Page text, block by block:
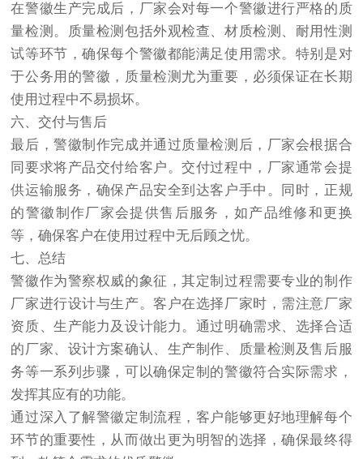
在警徽生产完成后，厂家会对每一个警徽进行严格的质
量检测。质量检测包括外观检查、材质检测、耐用性测
试等环节，确保每个警徽都能满足使用需求。特别是对
于公务用的警徽，质量检测尤为重要，必须保证在长期
使用过程中不易损坏。
六、交付与售后
最后，警徽制作完成并通过质量检测后，厂家会根据合
同要求将产品交付给客户。交付过程中，厂家通常会提
供运输服务，确保产品安全到达客户手中。同时，正规
的警徽制作厂家会提供售后服务，如产品维修和更换
等，确保客户在使用过程中无后顾之忧。
七、总结
警徽作为警察权威的象征，其定制过程需要专业的制作
厂家进行设计与生产。客户在选择厂家时，需注意厂家
资质、生产能力及设计能力。通过明确需求、选择合适
的厂家、设计方案确认、生产制作、质量检测及售后服
务等一系列步骤，可以确保定制的警徽符合实际需求，
发挥其应有的功能。
通过深入了解警徽定制流程，客户能够更好地理解每个
环节的重要性，从而做出更为明智的选择，确保最终得